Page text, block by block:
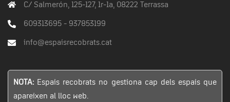
C/ Salmerón, 125-127, 1r-1a, 08222 Terrassa
609313695 - 937853199
info@espaisrecobrats.cat
NOTA: Espais recobrats no gestiona cap dels espais que
apareixen al lloc web.